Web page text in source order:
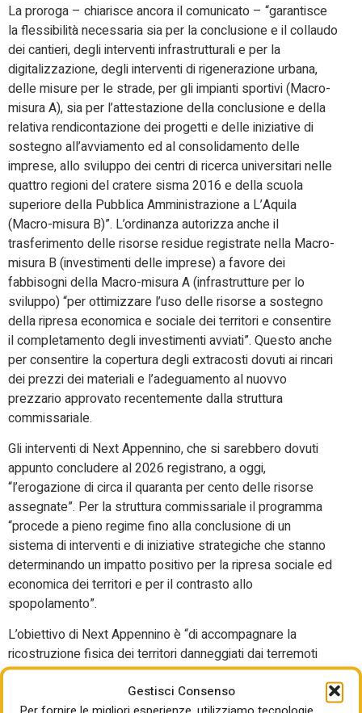
Gestisci Consenso
La proroga – chiarisce ancora il comunicato – “garantisce
la flessibilità necessaria sia per la conclusione e il collaudo
dei cantieri, degli interventi infrastrutturali e per la
digitalizzazione, degli interventi di rigenerazione urbana,
delle misure per le strade, per gli impianti sportivi (Macro-
misura A), sia per l’attestazione della conclusione e della
relativa rendicontazione dei progetti e delle iniziative di
sostegno all’avviamento ed al consolidamento delle
imprese, allo sviluppo dei centri di ricerca universitari nelle
quattro regioni del cratere sisma 2016 e della scuola
superiore della Pubblica Amministrazione a L’Aquila
(Macro-misura B)”. L’ordinanza autorizza anche il
trasferimento delle risorse residue registrate nella Macro-
misura B (investimenti delle imprese) a favore dei
fabbisogni della Macro-misura A (infrastrutture per lo
sviluppo) “per ottimizzare l’uso delle risorse a sostegno
della ripresa economica e sociale dei territori e consentire
il completamento degli investimenti avviati”. Questo anche
per consentire la copertura degli extracosti dovuti ai rincari
dei prezzi dei materiali e l’adeguamento al nuovvo
prezzario approvato recentemente dalla struttura
commissariale.
Gli interventi di Next Appennino, che si sarebbero dovuti
appunto concludere al 2026 registrano, a oggi,
“l’erogazione di circa il quaranta per cento delle risorse
assegnate”. Per la struttura commissariale il programma
“procede a pieno regime fino alla conclusione di un
sistema di interventi e di iniziative strategiche che stanno
determinando un impatto positivo per la ripresa sociale ed
economica dei territori e per il contrasto allo
spopolamento”.
L’obiettivo di Next Appennino è “di accompagnare la
ricostruzione fisica dei territori danneggiati dai terremoti
con risorse dedicate, per offrire nuove opportunità di
sviluppo alle comunità locali, alle imprese, alle